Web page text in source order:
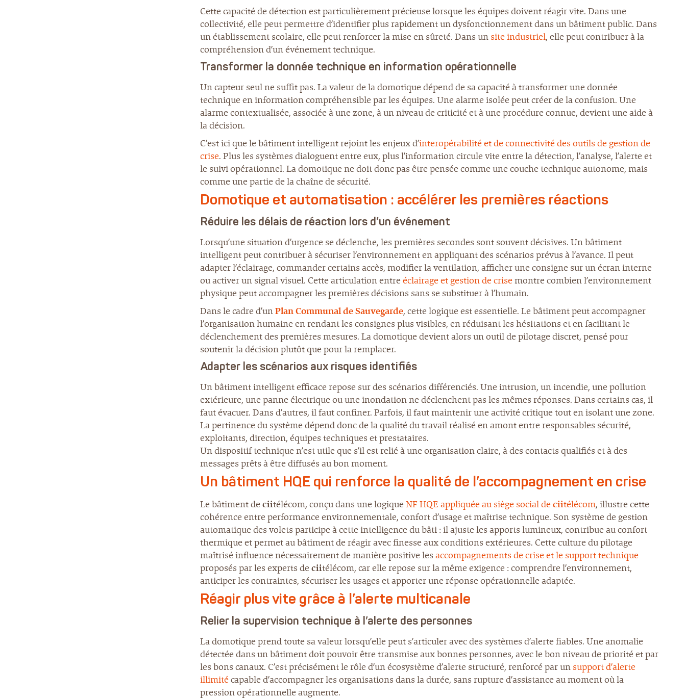
Cette capacité de détection est particulièrement précieuse lorsque les équipes doivent réagir vite. Dans une
collectivité, elle peut permettre d’identifier plus rapidement un dysfonctionnement dans un bâtiment public. Dans
un établissement scolaire, elle peut renforcer la mise en sûreté. Dans un site industriel, elle peut contribuer à la
compréhension d’un événement technique.
Transformer la donnée technique en information opérationnelle
Un capteur seul ne suffit pas. La valeur de la domotique dépend de sa capacité à transformer une donnée
technique en information compréhensible par les équipes. Une alarme isolée peut créer de la confusion. Une
alarme contextualisée, associée à une zone, à un niveau de criticité et à une procédure connue, devient une aide à
la décision.
C’est ici que le bâtiment intelligent rejoint les enjeux d’interopérabilité et de connectivité des outils de gestion de
crise. Plus les systèmes dialoguent entre eux, plus l’information circule vite entre la détection, l’analyse, l’alerte et
le suivi opérationnel. La domotique ne doit donc pas être pensée comme une couche technique autonome, mais
comme une partie de la chaîne de sécurité.
Domotique et automatisation : accélérer les premières réactions
Réduire les délais de réaction lors d’un événement
Lorsqu’une situation d’urgence se déclenche, les premières secondes sont souvent décisives. Un bâtiment
intelligent peut contribuer à sécuriser l’environnement en appliquant des scénarios prévus à l’avance. Il peut
adapter l’éclairage, commander certains accès, modifier la ventilation, afficher une consigne sur un écran interne
ou activer un signal visuel. Cette articulation entre éclairage et gestion de crise montre combien l’environnement
physique peut accompagner les premières décisions sans se substituer à l’humain.
Dans le cadre d’unPlan Communal de Sauvegarde, cette logique est essentielle. Le bâtiment peut accompagner
l’organisation humaine en rendant les consignes plus visibles, en réduisant les hésitations et en facilitant le
déclenchement des premières mesures. La domotique devient alors un outil de pilotage discret, pensé pour
soutenir la décision plutôt que pour la remplacer.
Adapter les scénarios aux risques identifiés
Un bâtiment intelligent efficace repose sur des scénarios différenciés. Une intrusion, un incendie, une pollution
extérieure, une panne électrique ou une inondation ne déclenchent pas les mêmes réponses. Dans certains cas, il
faut évacuer. Dans d’autres, il faut confiner. Parfois, il faut maintenir une activité critique tout en isolant une zone.
La pertinence du système dépend donc de la qualité du travail réalisé en amont entre responsables sécurité,
exploitants, direction, équipes techniques et prestataires.
Un dispositif technique n’est utile que s’il est relié à une organisation claire, à des contacts qualifiés et à des
messages prêts à être diffusés au bon moment.
Un bâtiment HQE qui renforce la qualité de l’accompagnement en crise
Le bâtiment de ciitélécom, conçu dans une logique NF HQE appliquée au siège social de ciitélécom, illustre cette
cohérence entre performance environnementale, confort d’usage et maîtrise technique. Son système de gestion
automatique des volets participe à cette intelligence du bâti : il ajuste les apports lumineux, contribue au confort
thermique et permet au bâtiment de réagir avec finesse aux conditions extérieures. Cette culture du pilotage
maîtrisé influence nécessairement de manière positive les accompagnements de crise et le support technique
proposés par les experts de ciitélécom, car elle repose sur la même exigence : comprendre l’environnement,
anticiper les contraintes, sécuriser les usages et apporter une réponse opérationnelle adaptée.
Réagir plus vite grâce à l’alerte multicanale
Relier la supervision technique à l’alerte des personnes
La domotique prend toute sa valeur lorsqu’elle peut s’articuler avec des systèmes d’alerte fiables. Une anomalie
détectée dans un bâtiment doit pouvoir être transmise aux bonnes personnes, avec le bon niveau de priorité et par
les bons canaux. C’est précisément le rôle d’un écosystème d’alerte structuré, renforcé par un support d’alerte
illimité capable d’accompagner les organisations dans la durée, sans rupture d’assistance au moment où la
pression opérationnelle augmente.